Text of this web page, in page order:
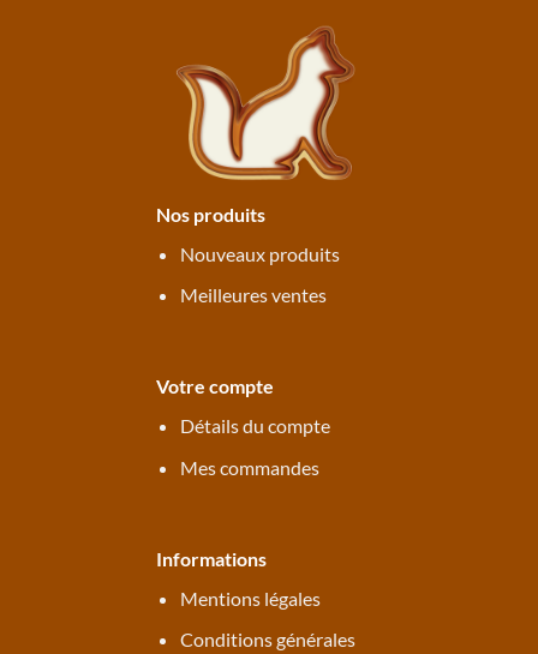
Nos produits
Nouveaux produits
Meilleures ventes
Votre compte
Détails du compte
Mes commandes
Informations
Mentions légales
Conditions générales